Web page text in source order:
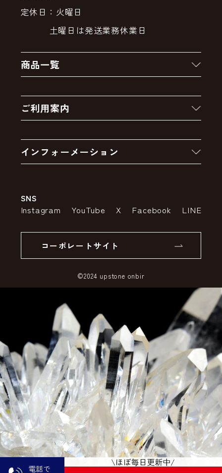
定休日：火曜日
土曜日は発送業務休業日
商品一覧
クーポン
卸販売・大量注文
アウトレットセール
ご利用案内
お支払いについて
インフォーメーション
特定商取引法の表示
SSLサーバー証明書とは
SNS
Instagram YouTube X Facebook LINE
コーポレートサイト
©2024 upstone onbir